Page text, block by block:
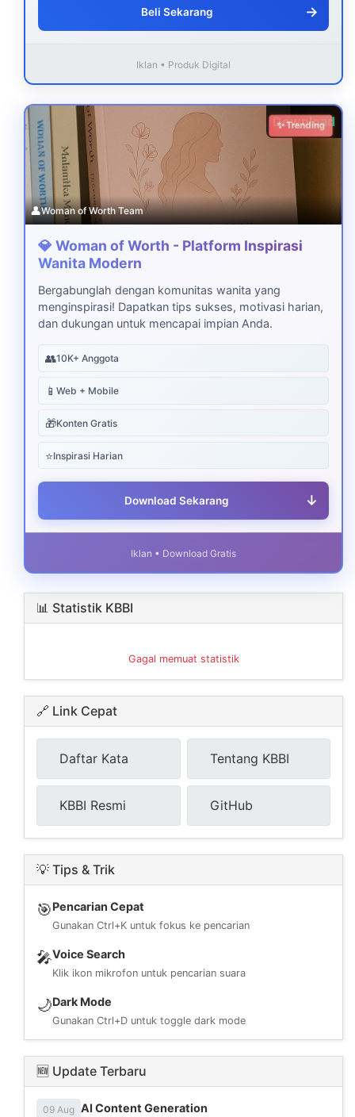
Beli Sekarang →
Iklan • Produk Digital
Download
✨ Trending
👤Woman of Worth Team
💎 Woman of Worth - Platform Inspirasi
Wanita Modern
Bergabunglah dengan komunitas wanita yang
menginspirasi! Dapatkan tips sukses, motivasi harian,
dan dukungan untuk mencapai impian Anda.
👥10K+ Anggota
📱 Web + Mobile
🎁Konten Gratis
⭐Inspirasi Harian
Download Sekarang ↓
Iklan • Download Gratis
📊 Statistik KBBI
Gagal memuat statistik
🔗 Link Cepat
Daftar Kata Tentang KBBI
KBBI Resmi GitHub
💡 Tips & Trik
🎯Pencarian Cepat
Gunakan Ctrl+K untuk fokus ke pencarian
🎤Voice Search
Klik ikon mikrofon untuk pencarian suara
🌙Dark Mode
Gunakan Ctrl+D untuk toggle dark mode
🆕 Update Terbaru
09 Aug AI Content Generation